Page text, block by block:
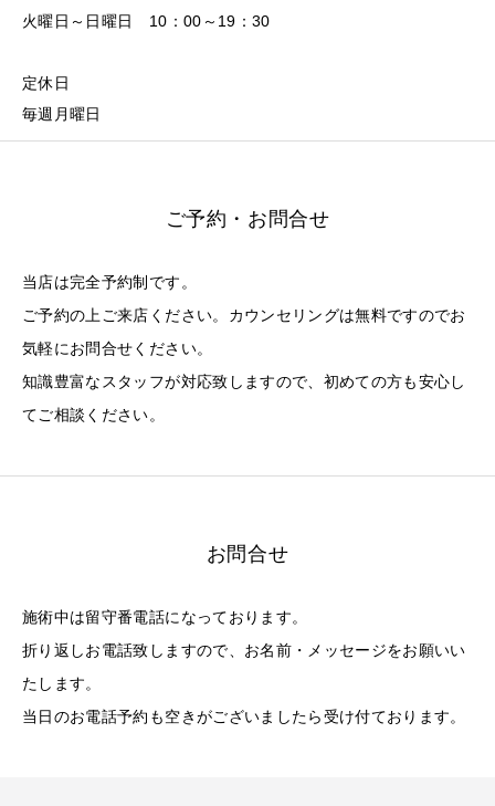
火曜日～日曜日 10：00～19：30
定休日
毎週月曜日
ご予約・お問合せ
当店は完全予約制です。
ご予約の上ご来店ください。カウンセリングは無料ですのでお
気軽にお問合せください。
知識豊富なスタッフが対応致しますので、初めての方も安心し
てご相談ください。
お問合せ
施術中は留守番電話になっております。
折り返しお電話致しますので、お名前・メッセージをお願いい
たします。
当日のお電話予約も空きがございましたら受け付ております。